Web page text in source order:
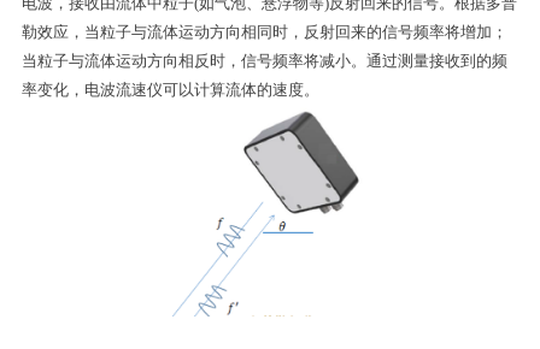
勒效应，当粒子与流体运动方向相同时，反射回来的信号频率将增加；
当粒子与流体运动方向相反时，信号频率将减小。通过测量接收到的频
率变化，电波流速仪可以计算流体的速度。